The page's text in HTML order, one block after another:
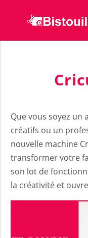
Que vous soyez un
créatifs ou un
nouvelle machine
transformer votre
son lot de
la créativité et